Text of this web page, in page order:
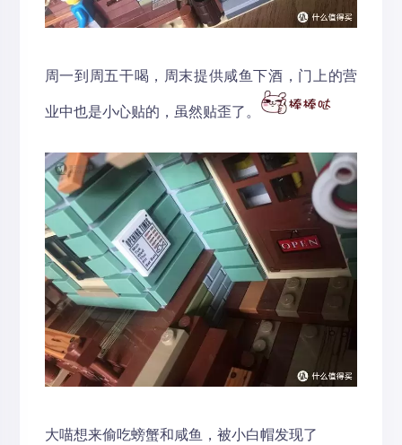
周一到周五干喝，周末提供咸鱼下酒，门上的营
业中也是小心贴的，虽然贴歪了。
大喵想来偷吃螃蟹和咸鱼，被小白帽发现了